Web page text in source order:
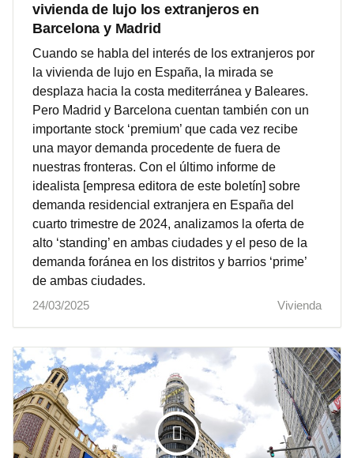
vivienda de lujo los extranjeros en
Barcelona y Madrid
Cuando se habla del interés de los extranjeros por
la vivienda de lujo en España, la mirada se
desplaza hacia la costa mediterránea y Baleares.
Pero Madrid y Barcelona cuentan también con un
importante stock ‘premium’ que cada vez recibe
una mayor demanda procedente de fuera de
nuestras fronteras. Con el último informe de
idealista [empresa editora de este boletín] sobre
demanda residencial extranjera en España del
cuarto trimestre de 2024, analizamos la oferta de
alto ‘standing’ en ambas ciudades y el peso de la
demanda foránea en los distritos y barrios ‘prime’
de ambas ciudades.
24/03/2025
Vivienda